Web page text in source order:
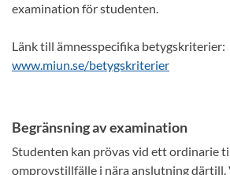
examination för studenten.
Länk till ämnesspecifika betygskriterier:
www.miun.se/betygskriterier
Begränsning av examination
Studenten kan prövas vid ett ordinarie
omprovstillfälle i nära anslutning